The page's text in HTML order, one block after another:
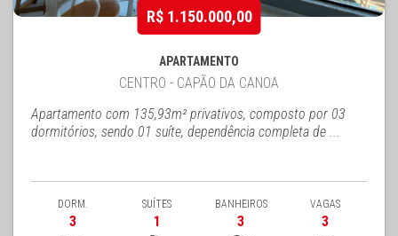
R$ 1.150.000,00
APARTAMENTO
CENTRO - CAPÃO DA CANOA
Apartamento com 135,93m² privativos, composto por 03
dormitórios, sendo 01 suíte, dependência completa de ...
DORM.
3
SUÍTES
1
BANHEIROS
3
VAGAS
3